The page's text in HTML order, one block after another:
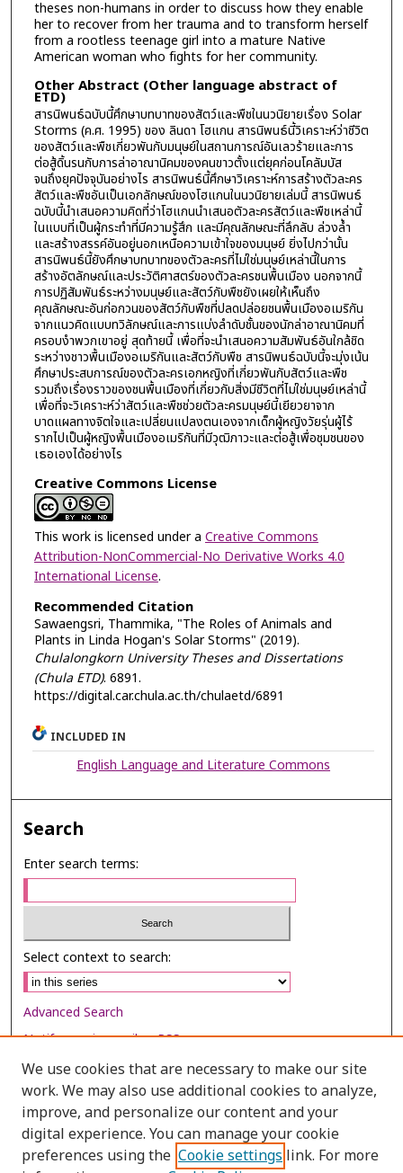
theses non-humans in order to discuss how they enable
her to recover from her trauma and to transform herself
from a rootless teenage girl into a mature Native
American woman who fights for her community.
Other Abstract (Other language abstract of
ETD)
สารนิพนธ์ฉบับนี้ศึกษาบทบาทของสัตว์และพืชในนวนิยายเรื่อง Solar
Storms (ค.ศ. 1995) ของ ลินดา โฮแกน สารนิพนธ์นี้วิเคราะห์ว่าชีวิต
ของสัตว์และพืชเกี่ยวพันกับมนุษย์ในสถานการณ์อันเลวร้ายและการ
ต่อสู้ดิ้นรนกับการล่าอาณานิคมของคนขาวตั้งแต่ยุคก่อนโคลัมบัส
จนถึงยุคปัจจุบันอย่างไร สารนิพนธ์นี้ศึกษาวิเคราะห์การสร้างตัวละคร
สัตว์และพืชอันเป็นเอกลักษณ์ของโฮแกนในนวนิยายเล่มนี้ สารนิพนธ์
ฉบับนี้นำเสนอความคิดที่ว่าโฮแกนนำเสนอตัวละครสัตว์และพืชเหล่านี้
ในแบบที่เป็นผู้กระทำที่มีความรู้สึก และมีคุณลักษณะที่ลึกลับ ล่วงล้ำ
และสร้างสรรค์อันอยู่นอกเหนือความเข้าใจของมนุษย์ ยิ่งไปกว่านั้น
สารนิพนธ์นี้ยังศึกษาบทบาทของตัวละครที่ไม่ใช่มนุษย์เหล่านี้ในการ
สร้างอัตลักษณ์และประวัติศาสตร์ของตัวละครชนพื้นเมือง นอกจากนี้
การปฏิสัมพันธ์ระหว่างมนุษย์และสัตว์กับพืชยังเผยให้เห็นถึง
คุณลักษณะอันก่อกวนของสัตว์กับพืชที่ปลดปล่อยชนพื้นเมืองอเมริกัน
จากแนวคิดแบบทวิลักษณ์และการแบ่งลำดับชั้นของนักล่าอาณานิคมที่
ครอบงำพวกเขาอยู่ สุดท้ายนี้ เพื่อที่จะนำเสนอความสัมพันธ์อันใกล้ชิด
ระหว่างชาวพื้นเมืองอเมริกันและสัตว์กับพืช สารนิพนธ์ฉบับนี้จะมุ่งเน้น
ศึกษาประสบการณ์ของตัวละครเอกหญิงที่เกี่ยวพันกับสัตว์และพืช
รวมถึงเรื่องราวของชนพื้นเมืองที่เกี่ยวกับสิ่งมีชีวิตที่ไม่ใช่มนุษย์เหล่านี้
เพื่อที่จะวิเคราะห์ว่าสัตว์และพืชช่วยตัวละครมนุษย์นี้เยียวยาจาก
บาดแผลทางจิตใจและเปลี่ยนแปลงตนเองจากเด็กผู้หญิงวัยรุ่นผู้ไร้
รากไปเป็นผู้หญิงพื้นเมืองอเมริกันที่มีวุฒิภาวะและต่อสู้เพื่อชุมชนของ
เธอเองได้อย่างไร
Creative Commons License
This work is licensed under a Creative Commons
Attribution-NonCommercial-No Derivative Works 4.0
International License.
Recommended Citation
Sawaengsri, Thammika, "The Roles of Animals and
Plants in Linda Hogan's Solar Storms" (2019).
Chulalongkorn University Theses and Dissertations
(Chula ETD). 6891.
https://digital.car.chula.ac.th/chulaetd/6891
INCLUDED IN
English Language and Literature Commons
Search
Enter search terms:
Select context to search:
Advanced Search
Notify me via email orRSS
Browse
Collections
Disciplines
Authors
We use cookies that are necessary to make our site
work. We may also use additional cookies to analyze,
improve, and personalize our content and your
digital experience. You can manage your cookie
preferences using the Cookie settings link. For more